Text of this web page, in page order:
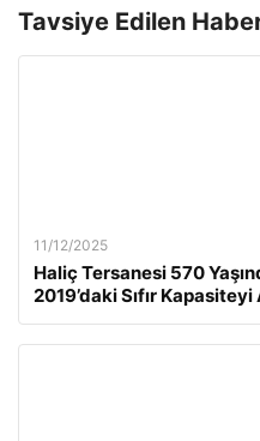
Tavsiye Edilen
11/12/2025
Haliç Tersanesi 570
2019’daki Sıfır Kapasiteyi